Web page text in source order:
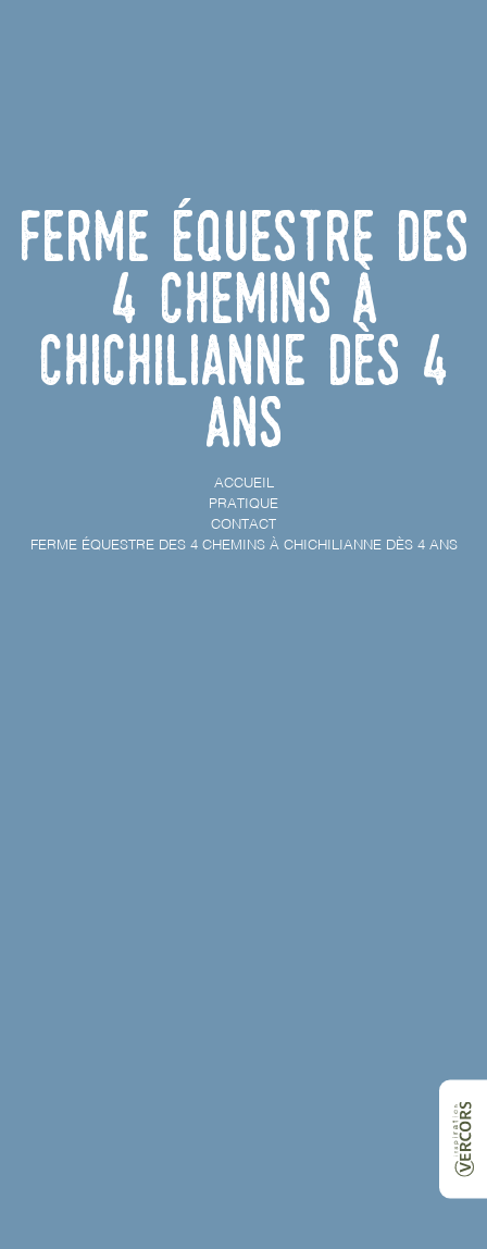
Ferme équestre des
4 chemins à
Chichilianne dès 4
ans
ACCUEIL
PRATIQUE
CONTACT
FERME ÉQUESTRE DES 4 CHEMINS À CHICHILIANNE DÈS 4 ANS